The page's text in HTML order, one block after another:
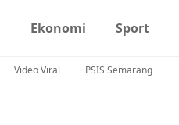
Ekonomi Sport
Video Viral PSIS Semarang